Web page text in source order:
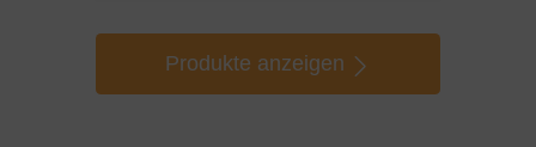
Produkte anzeigen